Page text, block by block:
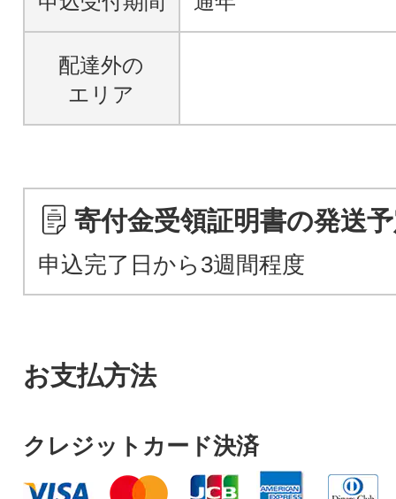
配達外の
エリア
寄付金受領証明書の発送
申込完了日から3週間程度
お支払方法
クレジットカード決済